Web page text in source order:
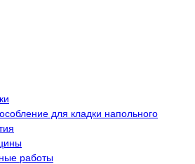
для кладки напольного
работы